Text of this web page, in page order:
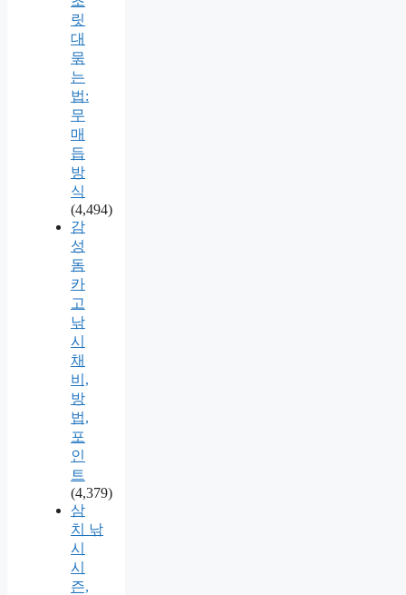
릿
대
묶
는
법:
무
매
듭
방
식
(4,494)
감
성
돔
카
고
낚
시
채
비,
방
법,
포
인
트
(4,379)
삼
치 낚
시
시
즌,